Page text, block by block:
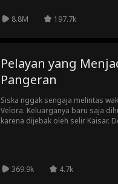
8.8M 197.7k
Pelayan yang
Pangeran
Siska nggak sengaja melintas
Velora. Keluarganya baru saja
karena dijebak oleh selir Kaisar.
modernnya, Santo berhasil
akan menggunakan wawasannya
369.9k 4.7k